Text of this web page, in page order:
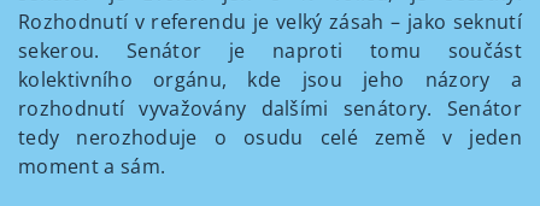
Rozhodnutí v referendu je velký zásah – jako seknutí
sekerou. Senátor je naproti tomu součást
kolektivního orgánu, kde jsou jeho názory a
rozhodnutí vyvažovány dalšími senátory. Senátor
tedy nerozhoduje o osudu celé země v jeden
moment a sám.